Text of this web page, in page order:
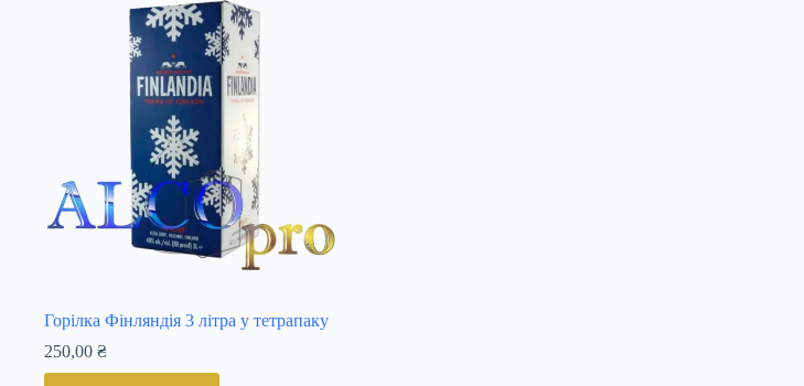
Горілка Фінляндія 3 літра у тетрапаку
250,00 ₴